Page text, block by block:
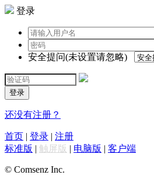
登录
安全提问(未设置请忽略)
登录
还没有注册？
首页 | 登录 | 注册
标准版 | 触屏版 | 电脑版 | 客户端
© Comsenz Inc.